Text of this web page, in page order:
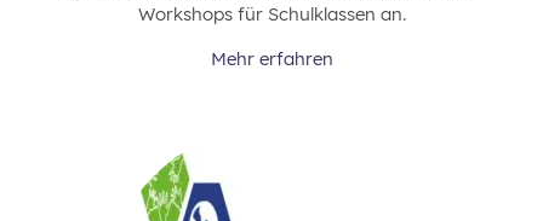
Workshops für Schulklassen an.
Mehr erfahren